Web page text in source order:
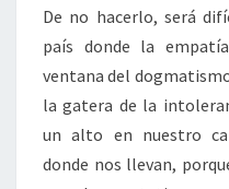
De no hacerlo, será
país donde la
ventana del
la gatera de la
un alto en nuestro
donde nos llevan,